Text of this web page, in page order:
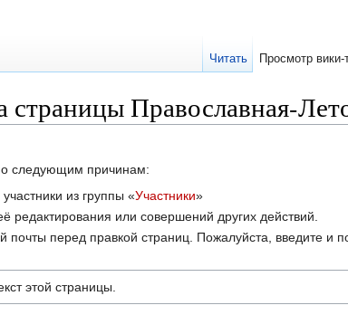
страницы Православная-
следующим причинам:
из группы «Участники»
или совершений других действий.
перед правкой страниц. Пожалуйста, введите и
этой страницы.
Читать Просмотр вики-